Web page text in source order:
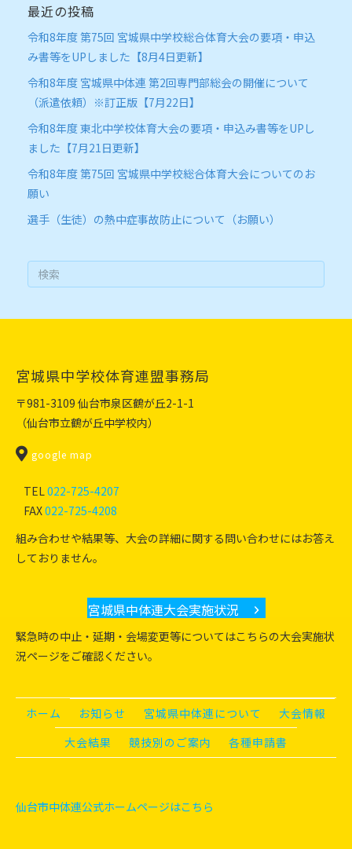
最近の投稿
令和8年度 第75回 宮城県中学校総合体育大会の要項・申込
み書等をUPしました【8月4日更新】
令和8年度 宮城県中体連 第2回専門部総会の開催について
（派遣依頼）※訂正版【7月22日】
令和8年度 東北中学校体育大会の要項・申込み書等をUPし
ました【7月21日更新】
令和8年度 第75回 宮城県中学校総合体育大会についてのお
願い
選手（生徒）の熱中症事故防止について（お願い）
宮城県中学校体育連盟事務局
〒981-3109 仙台市泉区鶴が丘2-1-1
（仙台市立鶴が丘中学校内）
宮城県中学校体育連盟
google map
TEL 022-725-4207
FAX022-725-4208
組み合わせや結果等、大会の詳細に関する問い合わせにはお答え
しておりません。
宮城県中体連大会実施状況
緊急時の中止・延期・会場変更等についてはこちらの大会実施状
況ページをご確認ください。
ホーム お知らせ 宮城県中体連について
大会情報
大会結果
競技別のご案内 各種申請書
仙台市中体連公式ホームページはこちら